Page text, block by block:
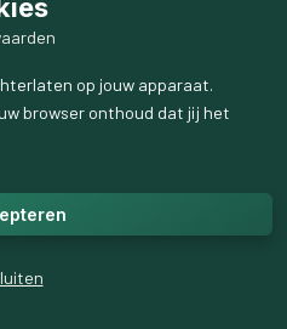
op jouw apparaat.
browser onthoud dat jij het